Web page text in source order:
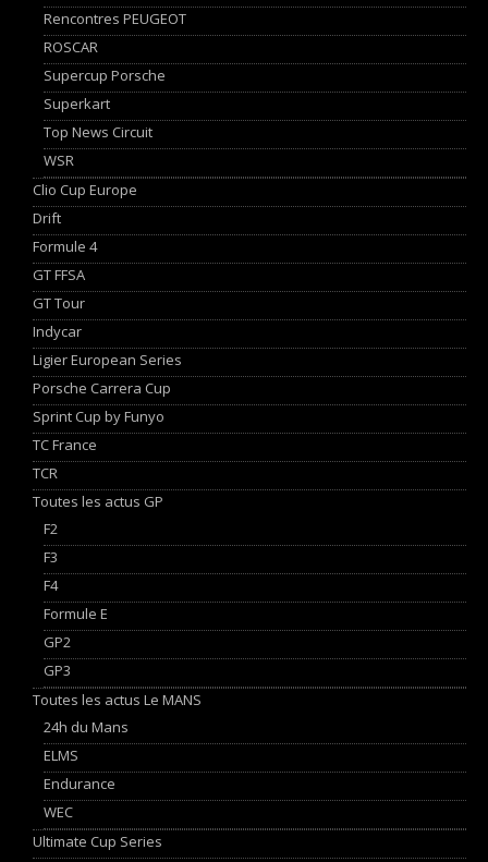
Rencontres PEUGEOT
ROSCAR
Supercup Porsche
Superkart
Top News Circuit
WSR
Clio Cup Europe
Drift
Formule 4
GT FFSA
GT Tour
Indycar
Ligier European Series
Porsche Carrera Cup
Sprint Cup by Funyo
TC France
TCR
Toutes les actus GP
F2
F3
F4
Formule E
GP2
GP3
Toutes les actus Le MANS
24h du Mans
ELMS
Endurance
WEC
Ultimate Cup Series